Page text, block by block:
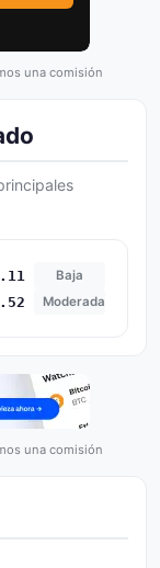
una comisión
Baja
Moderada
una comisión